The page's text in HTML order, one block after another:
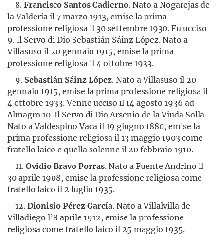
8.Francisco Santos Cadierno. Nato a Nogarejas de
la Valdería il 7 marzo 1913, emise la prima
professione religiosa il 30 settembre 1930. Fu ucciso
9. Il Servo di Dio Sebastián Sáinz López. Nato a
Villasuso il 20 gennaio 1915, emise la prima
professione religiosa il 4 ottobre 1933.
9. Sebastián Sáinz López. Nato a Villasuso il 20
gennaio 1915, emise la prima professione religiosa il
4 ottobre 1933. Venne ucciso il 14 agosto 1936 ad
Almagro.10. Il Servo di Dio Arsenio de la Viuda Solla.
Nato a Valdespino Vaca il 19 giugno 1880, emise la
prima professione religiosa il 13 maggio 1903 come
fratello laico e quella solenne il 20 febbraio 1910.
11.Ovidio Bravo Porras. Nato a Fuente Andrino il
30 aprile 1908, emise la professione religiosa come
fratello laico il 2 luglio 1935.
12.Dionisio Pérez García. Nato a Villalvilla de
Villadiego l’8 aprile 1912, emise la professione
religiosa come fratello laico il 25 maggio 1935.